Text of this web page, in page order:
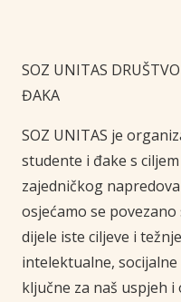
SOZ UNITAS
ĐAKA
SOZ UNITAS je
studente i đake s
zajedničkog
osjećamo se
dijele iste ciljeve i
intelektualne,
ključne za naš uspjeh i